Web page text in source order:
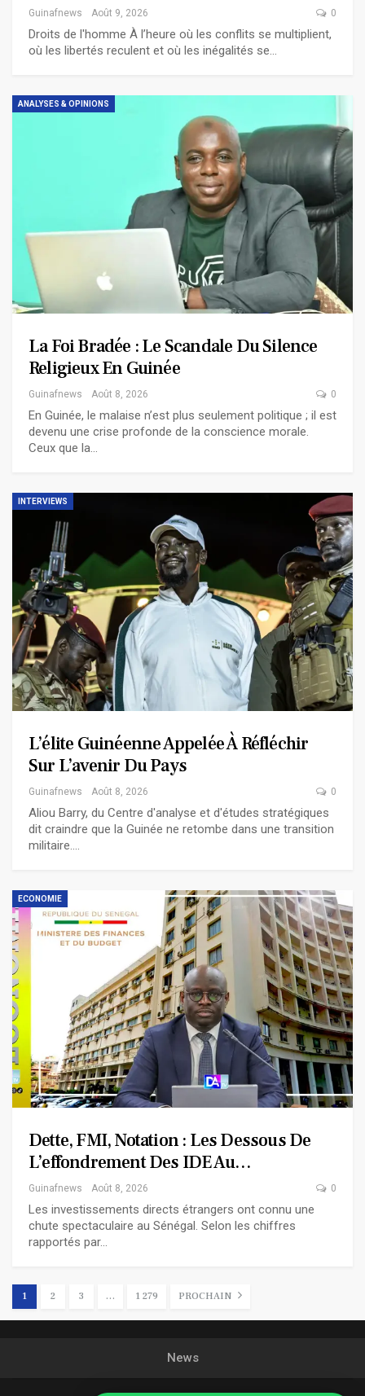
Guinafnews Août 9, 2026 0
Droits de l'homme À l’heure où les conflits se multiplient,
où les libertés reculent et où les inégalités se…
ANALYSES & OPINIONS
La Foi Bradée : Le Scandale Du Silence
Religieux En Guinée
Guinafnews Août 8, 2026 0
En Guinée, le malaise n’est plus seulement politique ; il est
devenu une crise profonde de la conscience morale.
Ceux que la…
INTERVIEWS
L’élite Guinéenne Appelée À Réfléchir
Sur L’avenir Du Pays
Guinafnews Août 8, 2026 0
Aliou Barry, du Centre d'analyse et d'études stratégiques
dit craindre que la Guinée ne retombe dans une transition
militaire.…
ECONOMIE
Dette, FMI, Notation : Les Dessous De
L’effondrement Des IDE Au…
Guinafnews Août 8, 2026 0
Les investissements directs étrangers ont connu une
chute spectaculaire au Sénégal. Selon les chiffres
rapportés par…
1 2 3 … 1 279 PROCHAIN
News